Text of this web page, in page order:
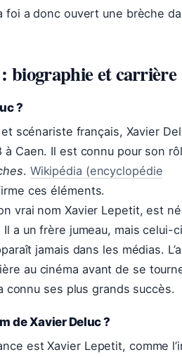
foi a donc ouvert une brèche
biographie et carrière
?
scénariste français, Xavier
à Caen. Il est connu pour son
. Wikipédia (encyclopédie
ces éléments.
vrai nom Xavier Lepetit, est
Il a un frère jumeau, mais celui-
jamais dans les médias.
au cinéma avant de se
connu ses plus grands succès.
de Xavier Deluc ?
est Xavier Lepetit, comme